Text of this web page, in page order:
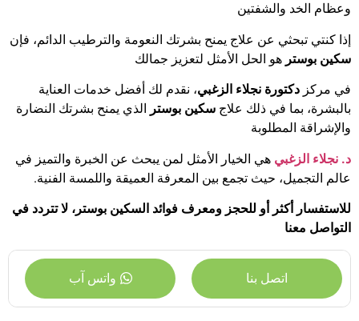
وعظام الخد والشفتين
إذا كنتي تبحثي عن علاج يمنح بشرتك النعومة والترطيب الدائم، فإن
سكين بوستر هو الحل الأمثل لتعزيز جمالك
في مركز دكتورة نجلاء الزغبي، نقدم لك أفضل خدمات العناية
بالبشرة، بما في ذلك علاج سكين بوستر الذي يمنح بشرتك النضارة
والإشراقة المطلوبة
د. نجلاء الزغبي هي الخيار الأمثل لمن يبحث عن الخبرة والتميز في
عالم التجميل، حيث تجمع بين المعرفة العميقة واللمسة الفنية.
للاستفسار أكثر أو للحجز ومعرف فوائد السكين بوستر ، لا تتردد في
التواصل معنا
اتصل بنا واتس آب